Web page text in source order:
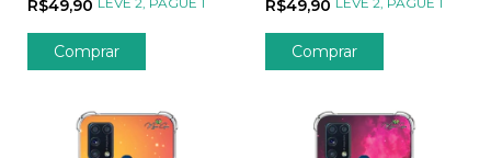
R$49,90 R$49,90